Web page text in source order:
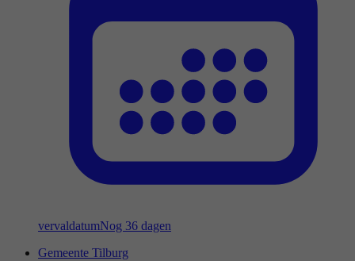
vervaldatumNog 36 dagen
Gemeente Tilburg